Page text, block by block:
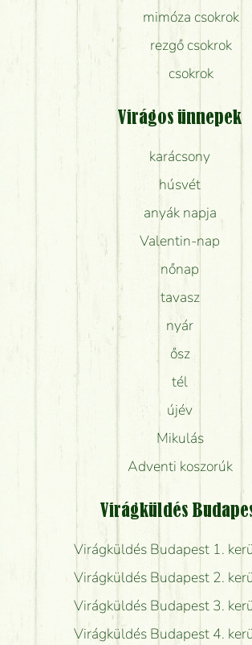
mimóza csokrok
rezgő csokrok
csokrok
Virágos ünnepek
karácsony
húsvét
anyák napja
Valentin-nap
nőnap
tavasz
nyár
ősz
tél
újév
Mikulás
Adventi koszorúk
Virágküldés
Virágküldés Budapest 1.
Virágküldés Budapest 2.
Virágküldés Budapest 3.
Virágküldés Budapest 4.